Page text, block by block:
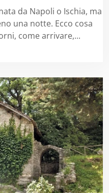
da Napoli o Ischia, ma
una notte. Ecco cosa
come arrivare,...